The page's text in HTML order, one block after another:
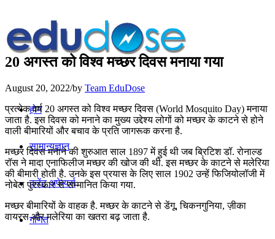
होम
सामान्यज्ञान
करेंट अफेयर्स
गणित
20 अगस्त को विश्व मच्छर दिवस मनाया गया
August 20, 2022/by Team EduDose
प्रत्येक वर्ष 20 अगस्त को विश्व मच्छर दिवस (World Mosquito Day) मनाया
जाता है. इस दिवस को मनाने का मुख्य उद्देश्य लोगों को मच्छर के काटने से होने
वाली बीमारियों और बचाव के प्रति जागरूक करना है.
मच्छर दिवस मनाने की शुरुआत साल 1897 में हुई थी जब ब्रिटिश डॉ. रोनाल्ड
रॉस ने मादा एनाफिलीज मच्छर की खोज की थी. इस मच्छर के काटने से मलेरिया
की बीमारी होती है. उनके इस प्रयास के लिए साल 1902 उन्हें फिजियोलॉजी में
नोबेल पुरस्कार से सम्मानित किया गया.
मच्छर बीमारियों के वाहक है. मच्छर के काटने से डेंगू, चिकनगुनिया, ज़ीका
वायरस और मलेरिया का खतरा बढ़ जाता है.